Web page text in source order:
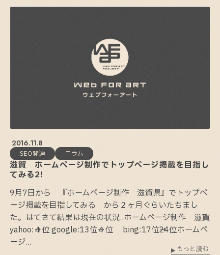
滋賀 ホームページ制作でトップページ掲載を目指し
てみる2!
2016.11.8
SEO関連
コラム
9月7日から 『ホームページ制作 滋賀県』でトップペ
ージ掲載を目指してみる から２ヶ月ぐらいたちまし
た。はてさて結果は現在の状況..ホームページ制作 滋賀
yahoo:→４位 google:13位→４位 bing:17位→24位ホームペ
ージ...
もっと読む